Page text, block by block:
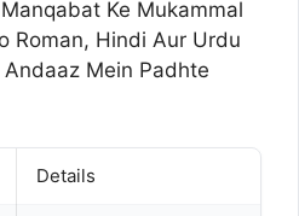
Ke Mukammal
Roman, Hindi Aur Urdu
Mein Padhte
Details